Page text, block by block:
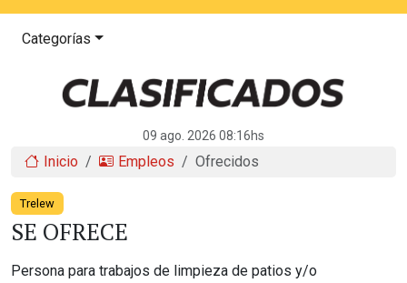
Categorías
09 ago. 2026 08:16hs
Inicio Empleos Ofrecidos
Trelew
SE OFRECE
Persona para trabajos de limpieza de patios y/o